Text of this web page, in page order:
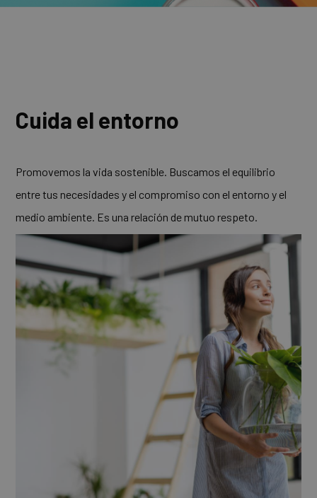
Cuida el entorno
Promovemos la vida sostenible. Buscamos el equilibrio
entre tus necesidades y el compromiso con el entorno y el
medio ambiente. Es una relación de mutuo respeto.